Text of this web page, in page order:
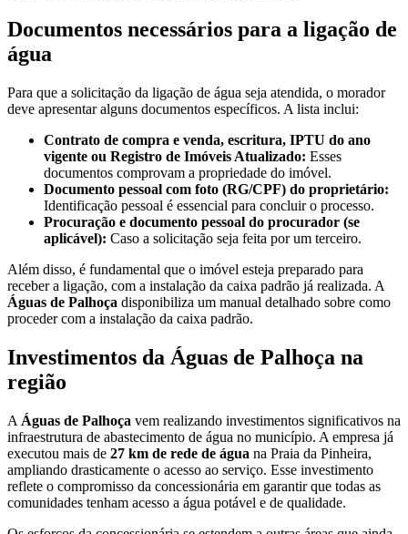
Documentos necessários para a ligação de
água
Para que a solicitação da ligação de água seja atendida, o morador
deve apresentar alguns documentos específicos. A lista inclui:
Contrato de compra e venda, escritura, IPTU do ano
vigente ou Registro de Imóveis Atualizado: Esses
documentos comprovam a propriedade do imóvel.
Documento pessoal com foto (RG/CPF) do proprietário:
Identificação pessoal é essencial para concluir o processo.
Procuração e documento pessoal do procurador (se
aplicável): Caso a solicitação seja feita por um terceiro.
Além disso, é fundamental que o imóvel esteja preparado para
receber a ligação, com a instalação da caixa padrão já realizada. A
Águas de Palhoça disponibiliza um manual detalhado sobre como
proceder com a instalação da caixa padrão.
Investimentos da Águas de Palhoça na
região
A Águas de Palhoça vem realizando investimentos significativos na
infraestrutura de abastecimento de água no município. A empresa já
executou mais de 27 km de rede de água na Praia da Pinheira,
ampliando drasticamente o acesso ao serviço. Esse investimento
reflete o compromisso da concessionária em garantir que todas as
comunidades tenham acesso a água potável e de qualidade.